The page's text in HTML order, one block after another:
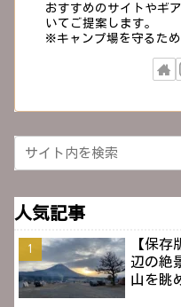
おすすめのサイトやギ
いてご提案します。
※キャンプ場を守るため
人気記事
【保
辺の絶
山を眺